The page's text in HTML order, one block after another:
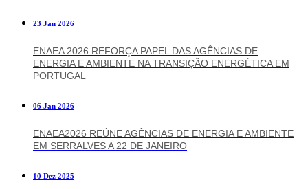
23 Jan 2026
ENAEA 2026 REFORÇA PAPEL DAS AGÊNCIAS DE
ENERGIA E AMBIENTE NA TRANSIÇÃO ENERGÉTICA EM
PORTUGAL
06 Jan 2026
ENAEA2026 REÚNE AGÊNCIAS DE ENERGIA E AMBIENTE
EM SERRALVES A 22 DE JANEIRO
10 Dez 2025